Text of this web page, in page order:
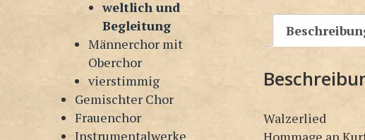
weltlich und
Begleitung
Männerchor mit
Oberchor
vierstimmig
Gemischter Chor
Frauenchor
Instrumentalwerke
Walzerlied